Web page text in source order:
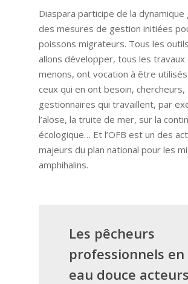
Diaspara participe de la dynamique
des mesures de gestion initiées
poissons migrateurs. Tous les
allons développer, tous les travaux
menons, ont vocation à être
ceux qui en ont besoin, chercheurs,
gestionnaires qui travaillent, par
l’alose, la truite de mer, sur la
écologique… Et l’OFB est un des
majeurs du plan national pour les
amphihalins.
Les pêcheurs
professionnels en
eau douce acteurs